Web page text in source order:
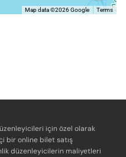
Map data ©2026 Google Terms
için özel olarak
bir online bilet satış
düzenleyicilerin maliyetleri